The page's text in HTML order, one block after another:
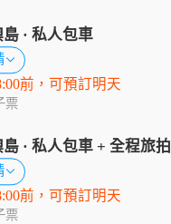
· 私人包車
前，可預訂明天
票
· 私人包車 + 全程旅拍
前，可預訂明天
票